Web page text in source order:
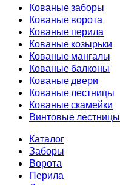
Кованые заборы
Кованые ворота
Кованые перила
Кованые козырьки
Кованые мангалы
Кованые балконы
Кованые двери
Кованые лестницы
Кованые скамейки
Винтовые лестницы
Каталог
Заборы
Ворота
Перила